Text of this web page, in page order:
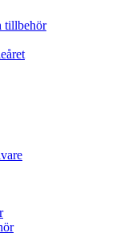
tillbehör